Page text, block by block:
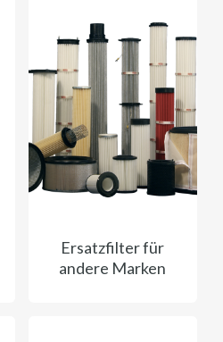
Ersatzfilter für
andere Marken